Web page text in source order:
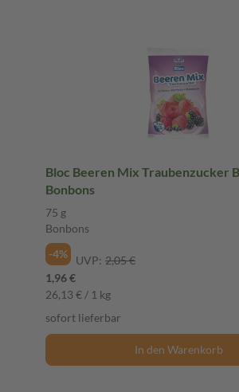
Bloc Beeren Mix Traubenzucker
Bonbons
75 g
Bonbons
-4%
UVP: 2,05 €
1,96 €
26,13 € / 1 kg
sofort lieferbar
In den Warenkorb